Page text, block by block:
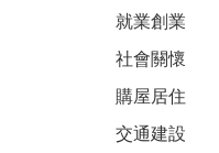
就業創業
社會關懷
購屋居住
交通建設